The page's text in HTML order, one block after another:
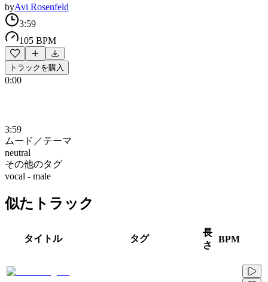
byAvi Rosenfeld
3:59
105 BPM
トラックを購入
0:00
3:59
ムード／テーマ
neutral
その他のタグ
vocal - male
似たトラック
タイトル タグ
長
さ
BPM